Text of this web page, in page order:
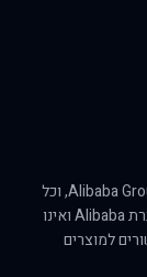
הסימן AliExpress הוא סימן מסחר רשום של חברת Alibaba Group, וכל
הזכויות הנוגעות לו שמורות לה. אתר זה אינו קשור לחברת Alibaba ואינו
למוצרים